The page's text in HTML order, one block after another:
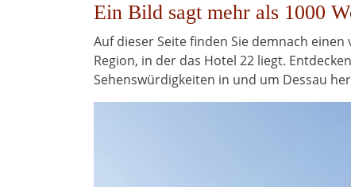
Ein Bild sagt mehr als 1000
Auf dieser Seite finden Sie demnach
Region, in der das Hotel 22 liegt.
Sehenswürdigkeiten in und um Dessau